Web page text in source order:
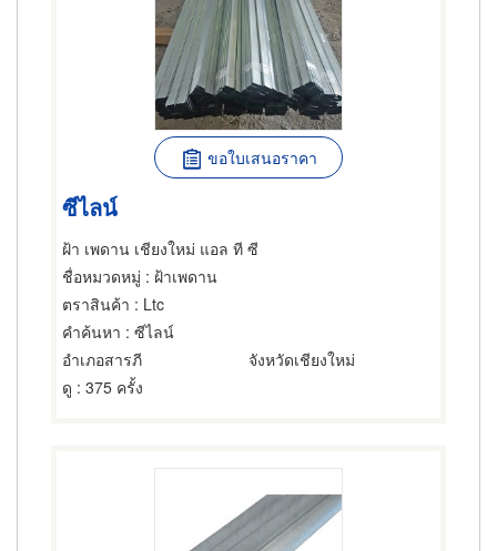
ขอใบเสนอราคา
ซีไลน์
ฝ้า เพดาน เชียงใหม่ แอล ที ซี
ชื่อหมวดหมู่ : ฝ้าเพดาน
ตราสินค้า : Ltc
คำค้นหา : ซีไลน์
อำเภอสารภี
จังหวัดเชียงใหม่
ดู : 375 ครั้ง